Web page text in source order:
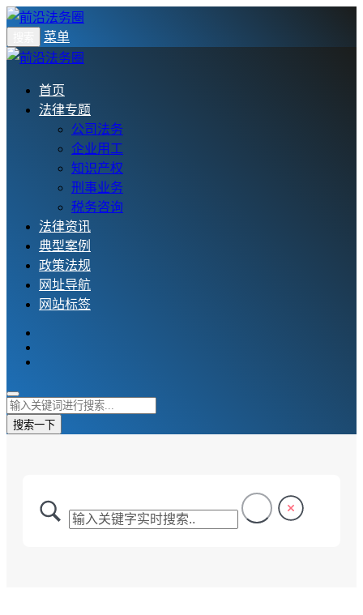
菜单
首页
法律专题
公司法务
企业用工
知识产权
刑事业务
税务咨询
法律资讯
典型案例
政策法规
网址导航
网站标签
搜索一下